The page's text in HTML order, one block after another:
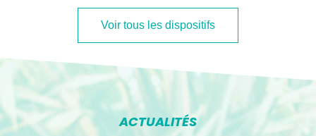
Voir tous les dispositifs
ACTUALITÉS